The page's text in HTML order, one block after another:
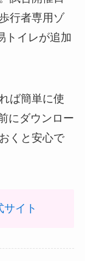
行者専用ゾ
トイレが追加
ば簡単に使
にダウンロー
くと安心で
サイト